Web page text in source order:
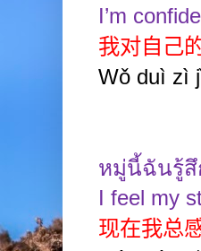
I’m
我对自己
Wǒ duì zì
หมู่นี้ฉันรู้สึ
I feel my
现在我总